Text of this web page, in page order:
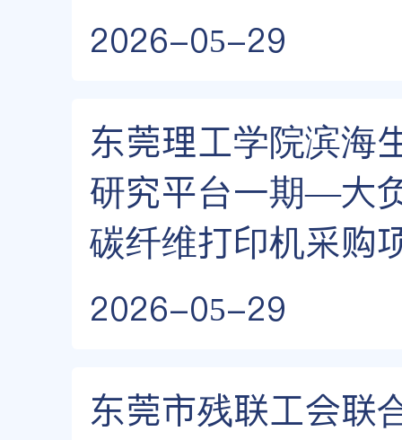
2026-05-29
东莞理工学院滨海
研究平台一期—大
碳纤维打印机采购
2026-05-29
东莞市残联工会联